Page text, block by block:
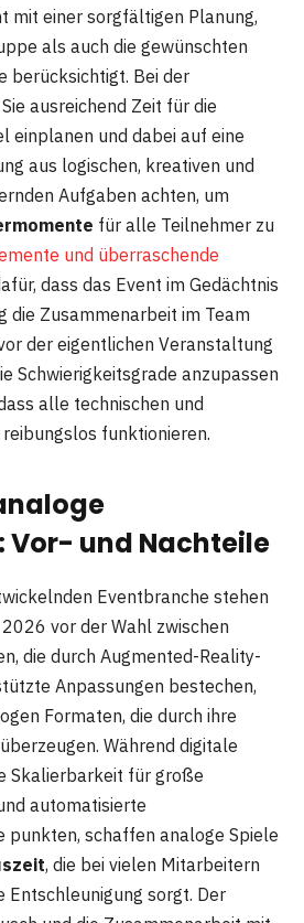
mit einer sorgfältigen Planung,
als auch die gewünschten
berücksichtigt. Bei der
ausreichend Zeit für die
einplanen und dabei auf eine
aus logischen, kreativen und
Aufgaben achten, um
für alle Teilnehmer zu
und überraschende
dass das Event im Gedächtnis
die Zusammenarbeit im Team
der eigentlichen Veranstaltung
Schwierigkeitsgrade anzupassen
alle technischen und
funktionieren.
Vor- und Nachteile
Eventbranche stehen
vor der Wahl zwischen
die durch Augmented-Reality-
Anpassungen bestechen,
Formaten, die durch ihre
Während digitale
Skalierbarkeit für große
automatisierte
punkten, schaffen analoge Spiele
, die bei vielen Mitarbeitern
Entschleunigung sorgt. Der